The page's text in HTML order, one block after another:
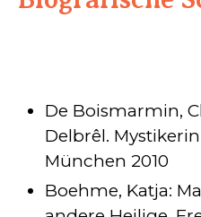
De Boismarmin,
Delbrêl.
München 2010
Boehme, Katja: